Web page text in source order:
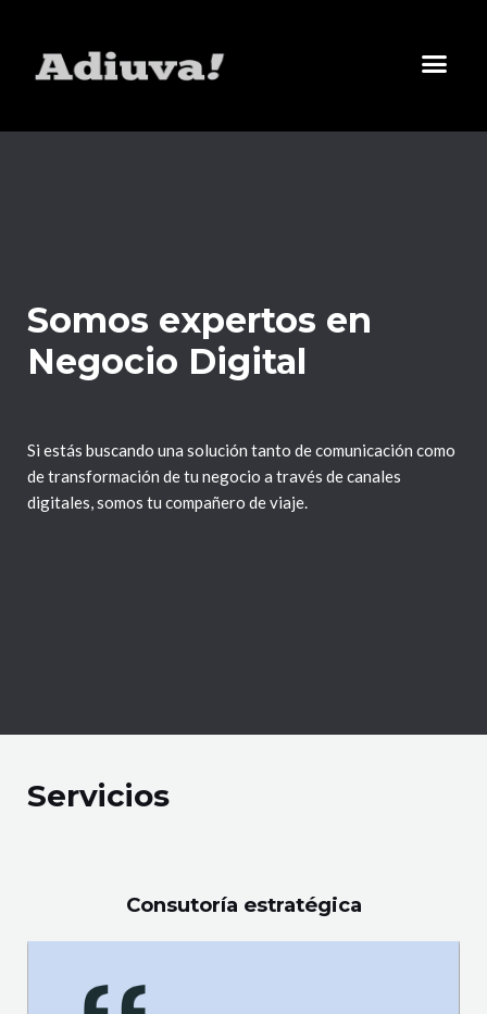
Somos expertos en
Negocio Digital
Si estás buscando una solución tanto de comunicación como
de transformación de tu negocio a través de canales
digitales, somos tu compañero de viaje.
Servicios
Consutoría estratégica